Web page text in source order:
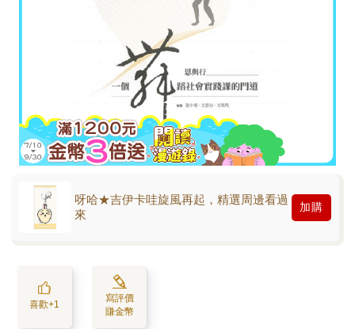
呀哈★吉伊卡哇旋風再起，精選周邊看過
來
加購
喜歡+1
寫評價
賺金幣